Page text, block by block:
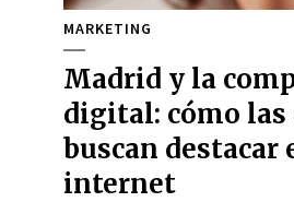
MARKETING
Madrid y la
digital: cómo las
buscan destacar
internet